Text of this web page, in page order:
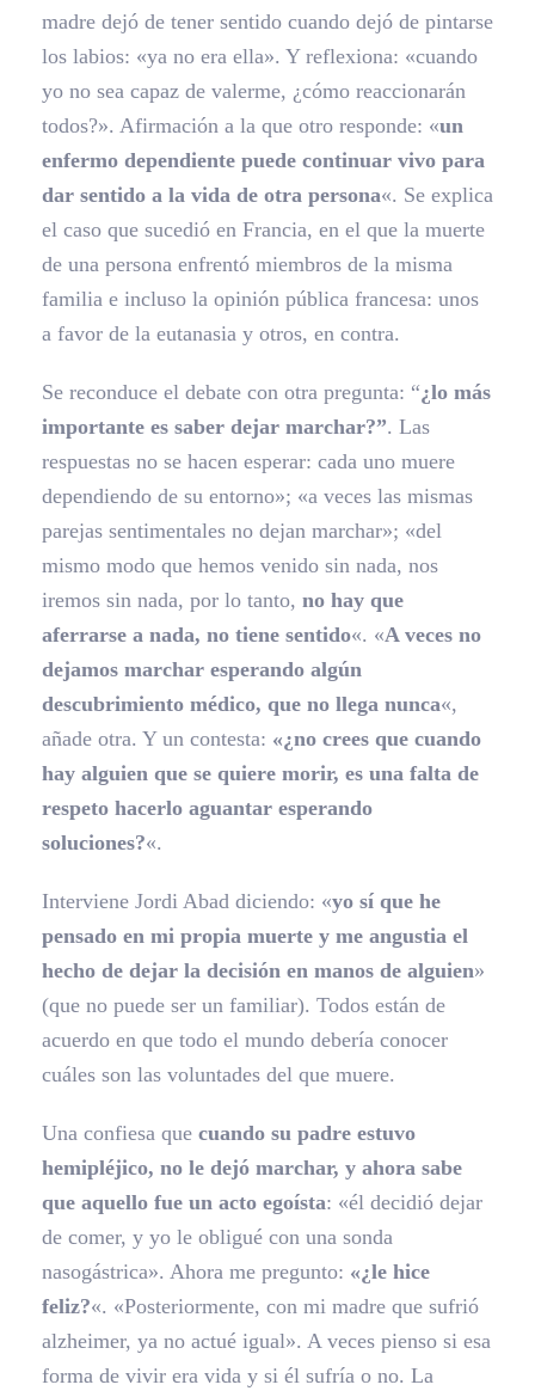
madre dejó de tener sentido cuando dejó de pintarse
los labios: «ya no era ella». Y reflexiona: «cuando
yo no sea capaz de valerme, ¿cómo reaccionarán
todos?». Afirmación a la que otro responde: «un
enfermo dependiente puede continuar vivo para
dar sentido a la vida de otra persona«. Se explica
el caso que sucedió en Francia, en el que la muerte
de una persona enfrentó miembros de la misma
familia e incluso la opinión pública francesa: unos
a favor de la eutanasia y otros, en contra.
Se reconduce el debate con otra pregunta: “¿lo más
importante es saber dejar marchar?”. Las
respuestas no se hacen esperar: cada uno muere
dependiendo de su entorno»; «a veces las mismas
parejas sentimentales no dejan marchar»; «del
mismo modo que hemos venido sin nada, nos
iremos sin nada, por lo tanto, no hay que
aferrarse a nada, no tiene sentido«. «A veces no
dejamos marchar esperando algún
descubrimiento médico, que no llega nunca«,
añade otra. Y un contesta: «¿no crees que cuando
hay alguien que se quiere morir, es una falta de
respeto hacerlo aguantar esperando
soluciones?«.
Interviene Jordi Abad diciendo: «yo sí que he
pensado en mi propia muerte y me angustia el
hecho de dejar la decisión en manos de alguien»
(que no puede ser un familiar). Todos están de
acuerdo en que todo el mundo debería conocer
cuáles son las voluntades del que muere.
Una confiesa que cuando su padre estuvo
hemipléjico, no le dejó marchar, y ahora sabe
que aquello fue un acto egoísta: «él decidió dejar
de comer, y yo le obligué con una sonda
nasogástrica». Ahora me pregunto: «¿le hice
feliz?«. «Posteriormente, con mi madre que sufrió
alzheimer, ya no actué igual». A veces pienso si esa
forma de vivir era vida y si él sufría o no. La